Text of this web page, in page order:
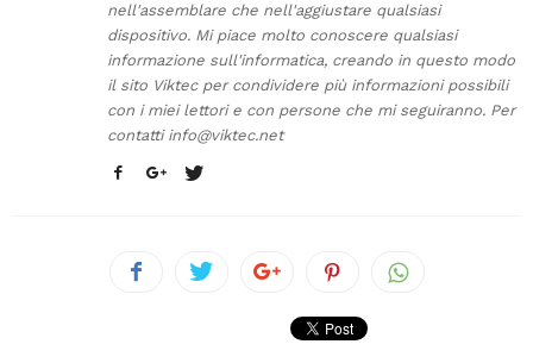
nell'assemblare che nell'aggiustare qualsiasi
dispositivo. Mi piace molto conoscere qualsiasi
informazione sull'informatica, creando in questo modo
il sito Viktec per condividere più informazioni possibili
con i miei lettori e con persone che mi seguiranno. Per
contatti info@viktec.net